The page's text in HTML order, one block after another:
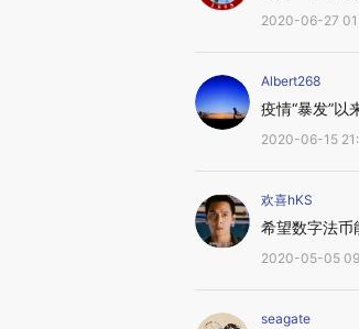
2020-06-27
Albert268
疫情“暴发”以
2020-06-15
欢喜hKS
希望数字法币
2020-05-05
seagate